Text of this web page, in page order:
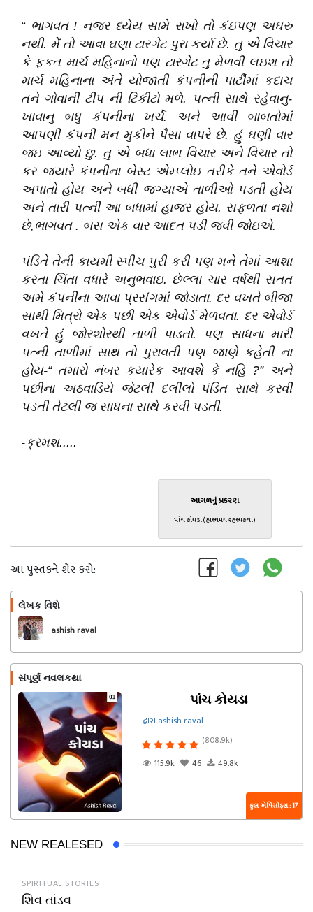
“ભાગવત ! નજર ધ્યેય સામે રાખો તો કંઇપણ અઘરુ
નથી. મેં તો આવા ઘણા ટારગેટ પુરા કર્યા છે. તુ એ વિચાર
કે ફકત માર્ચ મહિનાનો પણ ટારગેટ તુ મેળવી લઇશ તો
માર્ચ મહિનાના અંતે યોજાતી કંપનીની પાર્ટીમાં કદાચ
તને ગોવાની ટીપ ની ટિકીટો મળે.
પત્ની સાથે રહેવાનુ-
ખાવાનુ બધુ કંપનીના ખર્ચે.
અને આવી બાબતોમાં
આપણી કંપની મન મુકીને પૈસા વાપરે છે. હું ઘણી વાર
જઇ આવ્યો છુ. તુ એ બધા લાભ વિચાર અને વિચાર તો
કર જયારે કંપનીના બેસ્ટ એમ્પ્લોઇ તરીકે તને એવોર્ડ
અપાતો હોય અને બધી જગ્યાએ તાળીઓ પડતી હોય
અને તારી પત્ની આ બધામાં હાજર હોય. સફળતા નશો
છે,ભાગવત . બસ એક વાર આદત પડી જવી જોઇએ.
પંડિતે તેની કાયમી સ્પીચ પુરી કરી પણ મને તેમાં આશા
કરતા ચિંતા વધારે અનુભવાઇ. છેલ્લા ચાર વર્ષથી સતત
અમે કંપનીના આવા પ્રસંગમાં જોડાતા. દર વખતે બીજા
સાથી મિત્રો એક પછી એક એવોર્ડ મેળવતા. દર એવોર્ડ
વખતે હું જોરશોરથી તાળી પાડતો.
પણ સાધના મારી
પત્ની તાળીમાં સાથ તો પુરાવતી પણ જાણે કહેતી ના
હોય-“તમારો નંબર કયારેક આવશે કે નહિ ?”અને
પછીના અઠવાડિયે જેટલી દલીલો પંડિત સાથે કરવી
પડતી તેટલી જ સાધના સાથે કરવી પડતી.
-ક્રમશ.....
આગળનું પ્રકરણ
પાંચ કોયડા (હાસ્યમય રહસ્યકથા)
આ પુસ્તકને શેર કરો:
લેખક વિશે
ashish raval
સંપૂર્ણ નવલકથા
પાંચ કોયડા
દ્વારા ashish raval
(808.9k)
115.9k
46 49.8k
કુલ એપિસોડ્સ : 17
NEW REALESED
SPIRITUAL STORIES
શિવ તાંડવ